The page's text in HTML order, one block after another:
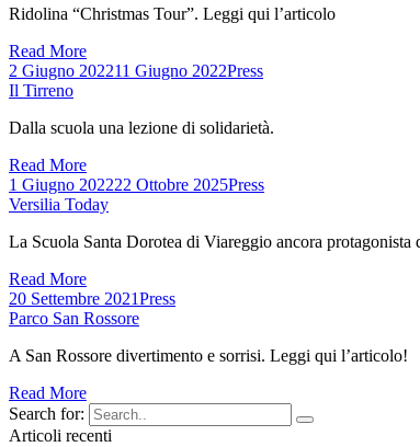
Ridolina “Christmas Tour”. Leggi qui l’articolo
Read More
2 Giugno 202211 Giugno 2022Press
Il Tirreno
Dalla scuola una lezione di solidarietà.
Read More
1 Giugno 202222 Ottobre 2025Press
Versilia Today
La Scuola Santa Dorotea di Viareggio ancora
Read More
20 Settembre 2021Press
Parco San Rossore
A San Rossore divertimento e sorrisi. Leggi qui l’articolo!
Read More
Search for:
Articoli recenti